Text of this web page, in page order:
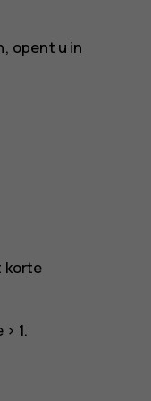
opent u in
korte
> 1.